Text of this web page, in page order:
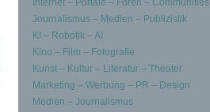
Internet – Portale – Foren – Communities
Journalismus – Medien – Publizistik
KI – Robotik – AI
Kino – Film – Fotografie
Kunst – Kultur – Literatur – Theater
Marketing – Werbung – PR – Design
Medien – Journalismus